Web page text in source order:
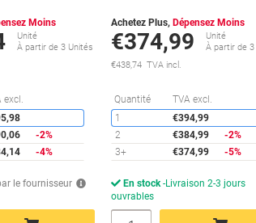
Moins
Unité
À partir de 3 Unités
excl.
Économies
-2%
-4%
le fournisseur
Achetez Plus, Dépensez Moins
€374,99
Unité
À partir de 3
€438,74 TVA incl.
Quantité TVA excl.
1
€394,99
2
€384,99
-2%
3+
€374,99 -5%
En stock Livraison 2-3 jours
ouvrables
Quantité